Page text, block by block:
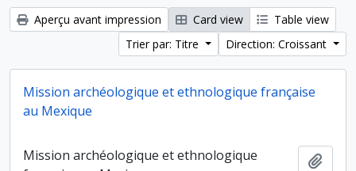
Aperçu avant impression Card view
Table view
Trier par: Titre
Direction: Croissant
Mission archéologique et ethnologique française
au Mexique
Mission archéologique et ethnologique